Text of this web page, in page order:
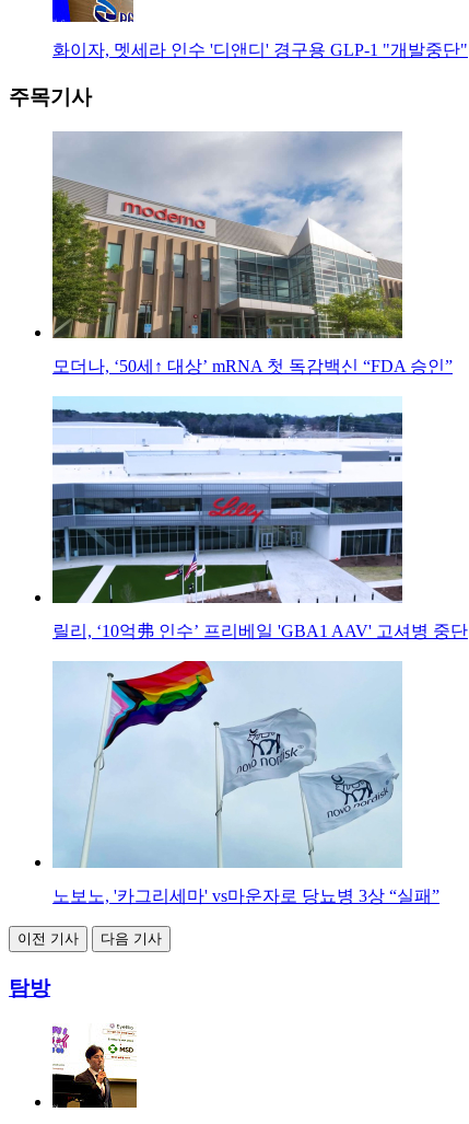
화이자, 멧세라 인수 '디앤디' 경구용 GLP-1 "개발중단"
주목기사
모더나, ‘50세↑ 대상’ mRNA 첫 독감백신 “FDA 승인”
릴리, ‘10억弗 인수’ 프리베일 'GBA1 AAV' 고셔병 중단
노보노, '카그리세마' vs마운자로 당뇨병 3상 “실패”
이전 기사 다음 기사
탐방